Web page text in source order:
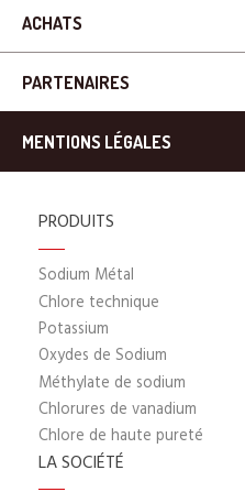
ACHATS
PARTENAIRES
MENTIONS LÉGALES
PRODUITS
Sodium Métal
Chlore technique
Potassium
Oxydes de Sodium
Méthylate de sodium
Chlorures de vanadium
Chlore de haute pureté
LA SOCIÉTÉ